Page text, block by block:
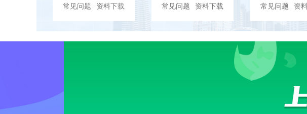
常见问题
资料下载
常见问题
资料下载
常见问题
资